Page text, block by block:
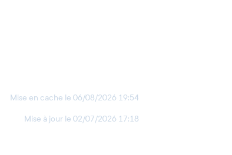
Mise en cache le 06/08/2026 19:54
Mise à jour le 02/07/2026 17:18